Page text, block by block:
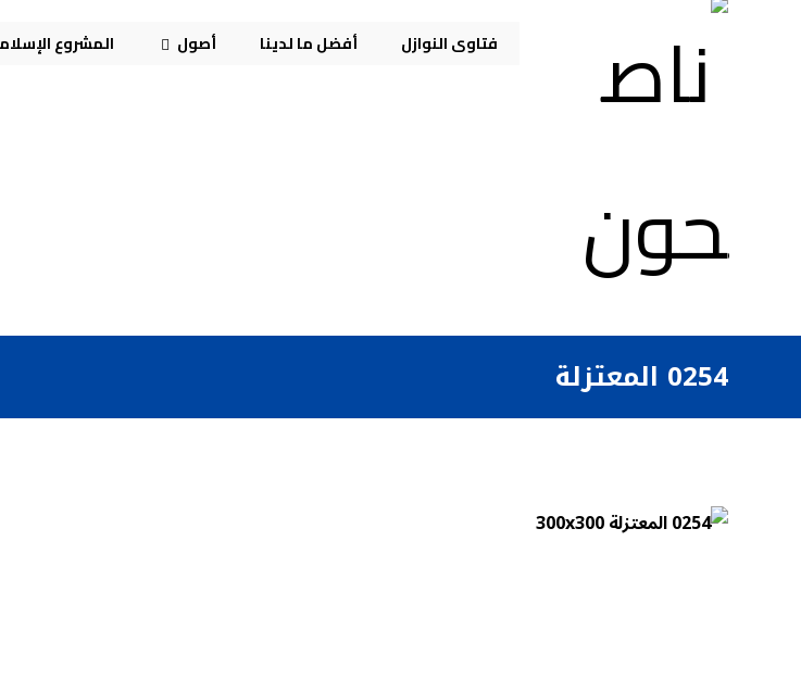
فتاوى النوازل أفضل ما لدينا أصول المشروع
0254 المعتزلة